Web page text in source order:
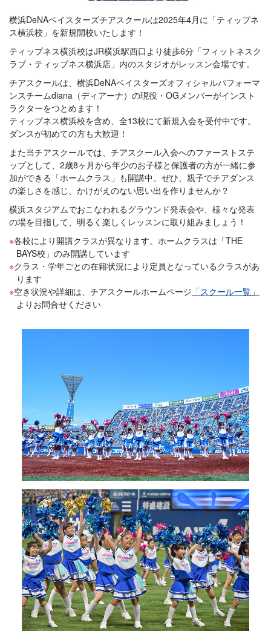
横浜DeNAベイスターズチアスクールは2025年4月に「ティップネ
ス横浜校」を新規開校いたします！
ティップネス横浜校はJR横浜駅西口より徒歩6分「フィットネスク
ラブ・ティップネス横浜店」内のスタジオがレッスン会場です。
チアスクールは、横浜DeNAベイスターズオフィシャルパフォーマ
ンスチームdiana（ディアーナ）の現役・OGメンバーがインスト
ラクターをつとめます！
ティップネス横浜校を含め、全13校にて新規入会を受付中です。
ダンスが初めての方も大歓迎！
また当チアスクールでは、チアスクール入会へのファーストステ
ップとして、2歳8ヶ月から年少のお子様と保護者の方が一緒に参
加ができる「ホームクラス」も開講中。ぜひ、親子でチアダンス
の楽しさを感じ、かけがえのない思い出を作りませんか？
横浜スタジアムでおこなわれるグラウンド発表会や、様々な発表
の場を目指して、明るく楽しくレッスンに取り組みましょう！
各校により開講クラスが異なります。ホームクラスは「THE
BAYS校」のみ開講しています
クラス・学年ごとの在籍状況により定員となっているクラスがあ
ります
空き状況や詳細は、チアスクールホームページ 「スクール一覧」
よりお問合せください